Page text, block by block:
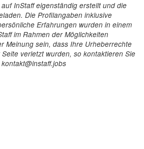
InStaff eigenständig erstellt und die
Die Profilangaben inklusive
Erfahrungen wurden in einem
im Rahmen der Möglichkeiten
Meinung sein, dass Ihre Urheberrechte
verletzt wurden, so kontaktieren Sie